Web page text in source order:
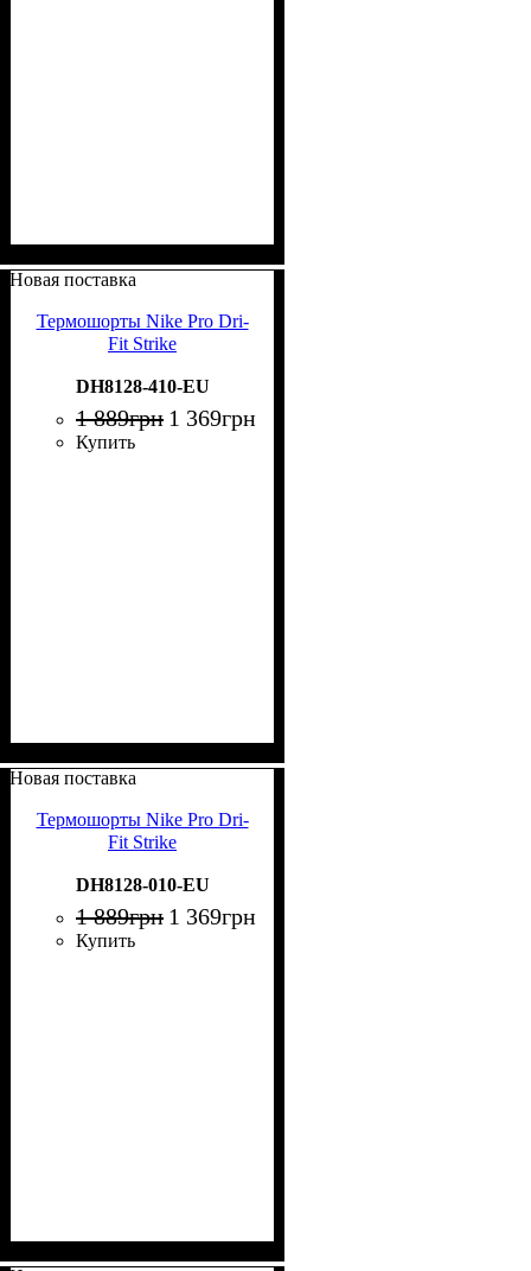
Новая поставка
Термошорты Nike Pro Dri-
Fit Strike
DH8128-410-EU
1 889грн 1 369грн
Купить
Новая поставка
Термошорты Nike Pro Dri-
Fit Strike
DH8128-010-EU
1 889грн 1 369грн
Купить